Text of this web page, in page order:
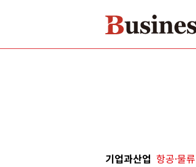
기업과산업 항공·물류